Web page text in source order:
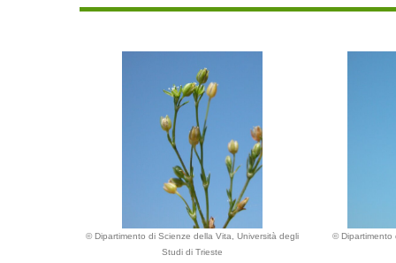
© Dipartimento di Scienze della Vita, Università degli
Studi di Trieste
© Dipartimento